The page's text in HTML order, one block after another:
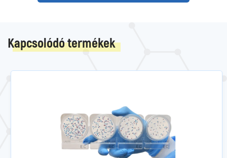
Kapcsolódó termékek